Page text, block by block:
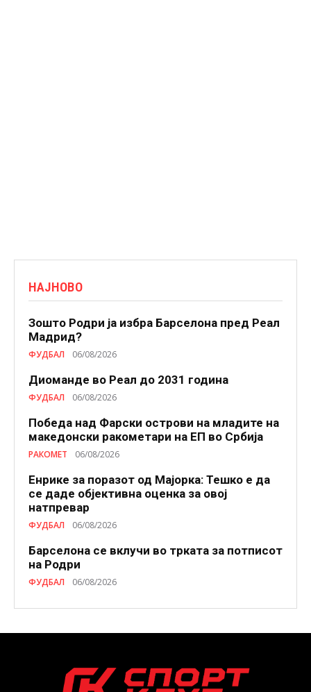
НАЈНОВО
Зошто Родри ја избра Барселона пред Реал
Мадрид?
ФУДБАЛ 06/08/2026
Диоманде во Реал до 2031 година
ФУДБАЛ 06/08/2026
Победа над Фарски острови на младите на
македонски ракометари на ЕП во Србија
РАКОМЕТ 06/08/2026
Енрике за поразот од Мајорка: Тешко е да
се даде објективна оценка за овој
натпревар
ФУДБАЛ 06/08/2026
Барселона се вклучи во трката за потписот
на Родри
ФУДБАЛ 06/08/2026